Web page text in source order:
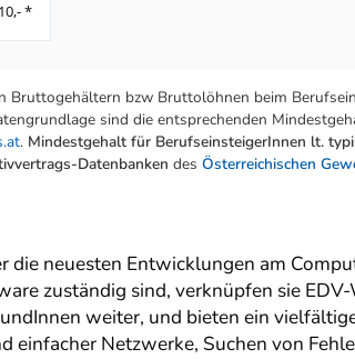
*
Bruttogehältern bzw Bruttolöhnen beim
sind die entsprechenden
. Mindestgehalt für BerufseinsteigerInnen lt.
Datenbanken des Österreichischen
die neuesten Entwicklungen am
zuständig sind, verknüpfen sie
weiter, und bieten ein
einfacher Netzwerke, Suchen von